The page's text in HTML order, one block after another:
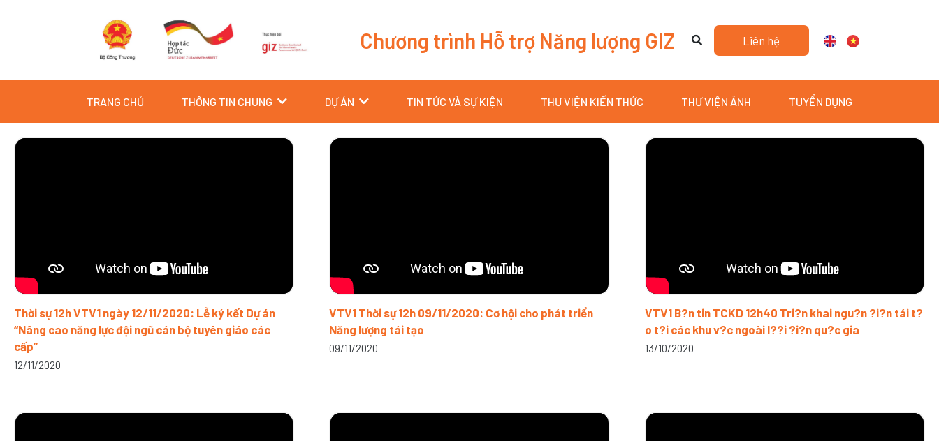
Chương trình Hỗ trợ Năng lượng GIZ Liên hệ
TRANG CHỦ THÔNG TIN CHUNG DỰ ÁN TIN TỨC VÀ SỰ KIỆN THƯ VIỆN KIẾN THỨC THƯ VIỆN ẢNH TUYỂN DỤNG
Thời sự 12h VTV1 ngày 12/11/2020: Lễ ký kết Dự án
“Nâng cao năng lực đội ngũ cán bộ tuyên giáo các
cấp”
12/11/2020
VTV1 Thời sự 12h 09/11/2020: Cơ hội cho phát triển
Năng lượng tái tạo
09/11/2020
VTV1 B?n tin TCKD 12h40 Tri?n khai ngu?n ?i?n tái t?
o t?i các khu v?c ngoài l??i ?i?n qu?c gia
13/10/2020
TrangTrangTrangTrangTrang